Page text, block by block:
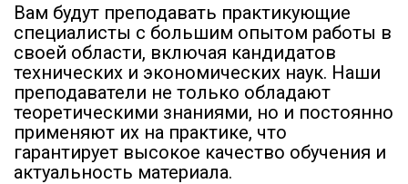
Вам будут преподавать практикующие
специалисты с большим опытом работы в
своей области, включая кандидатов
технических и экономических наук. Наши
преподаватели не только обладают
теоретическими знаниями, но и постоянно
применяют их на практике, что
гарантирует высокое качество обучения и
актуальность материала.